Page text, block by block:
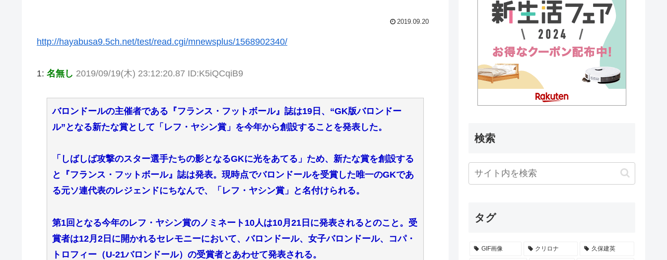
2019.09.20
http://hayabusa9.5ch.net/test/read.cgi/mnewsplus/1568902340/
1: 名無し 2019/09/19(木) 23:12:20.87 ID:K5iQCqiB9
バロンドールの主催者である『フランス・フットボール』誌は19日、“GK版バロンドー
ル”となる新たな賞として「レフ・ヤシン賞」を今年から創設することを発表した。
「しばしば攻撃のスター選手たちの影となるGKに光をあてる」ため、新たな賞を創設する
と『フランス・フットボール』誌は発表。現時点でバロンドールを受賞した唯一のGKであ
る元ソ連代表のレジェンドにちなんで、「レフ・ヤシン賞」と名付けられる。
第1回となる今年のレフ・ヤシン賞のノミネート10人は10月21日に発表されるとのこと。受
賞者は12月2日に開かれるセレモニーにおいて、バロンドール、女子バロンドール、コパ・
トロフィー（U-21バロンドール）の受賞者とあわせて発表される。
検索
タグ
GIF画像 クリロナ 久保建英